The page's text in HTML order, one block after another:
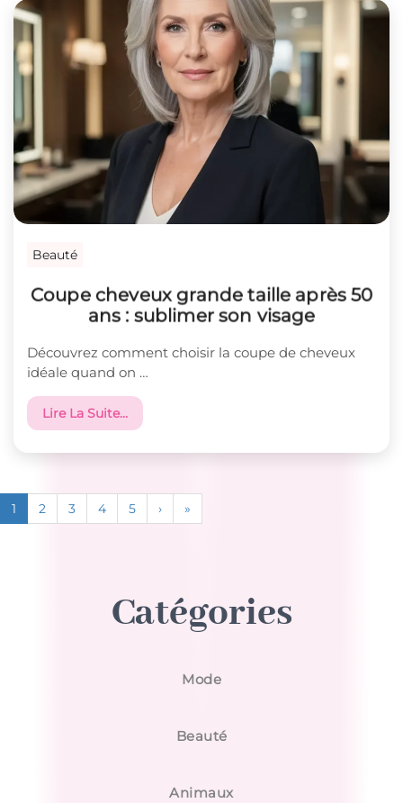
Beauté
Coupe cheveux grande taille après 50
ans : sublimer son visage
Découvrez comment choisir la coupe de cheveux
idéale quand on …
Lire La Suite…
1 2 3 4 5 › »
Catégories
Mode
Beauté
Animaux